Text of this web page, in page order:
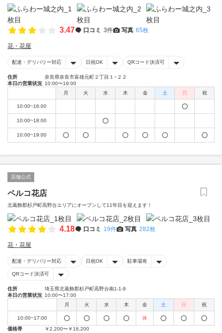
3.47 口コミ 3件 写真 65枚
花・花屋
配達・デリバリー対応 日祝OK QRコード決済可
住所
奈良県奈良市富雄元町２丁目１−２２
本日の営業状況 10:00〜19:00
月
火 水 木 金 土 日 祝
10:00~16:00
10:00~18:00
10:00~19:00
店舗公式
ペルコ花店
北葛飾郡杉戸町高野台エリアにオープンして11年目を迎えます！
4.18 口コミ 19件 写真 282枚
花・花屋
配達・デリバリー対応 日祝OK 駐車場有
QRコード決済可
住所
埼玉県北葛飾郡杉戸町高野台南1-1-9
本日の営業状況 10:00〜17:00
月
火 水 木 金 土 日 祝
10:00~17:00
休
価格帯
￥2,200〜￥16,200